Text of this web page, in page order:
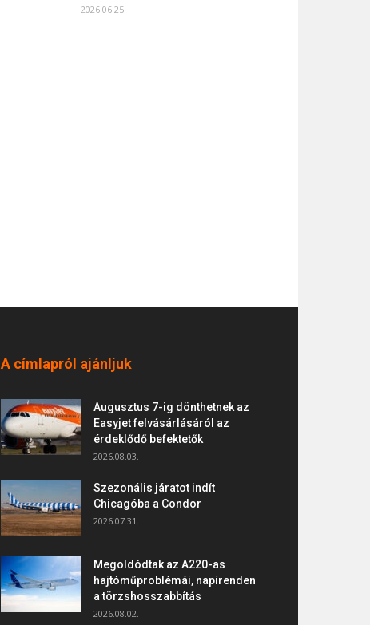
2026.06.25.
A címlapról ajánljuk
Augusztus 7-ig dönthetnek az
Easyjet felvásárlásáról az
érdeklődő befektetők
2026.08.03.
Szezonális járatot indít
Chicagóba a Condor
2026.07.31.
Megoldódtak az A220-as
hajtóműproblémái, napirenden
a törzshosszabbítás
2026.08.02.